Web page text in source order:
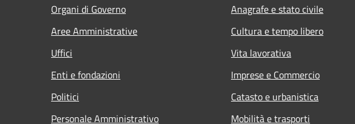
Organi di Governo
Aree Amministrative
Uffici
Enti e fondazioni
Politici
Personale Amministrativo
Anagrafe e stato civile
Cultura e tempo libero
Vita lavorativa
Imprese e Commercio
Catasto e urbanistica
Mobilità e trasporti